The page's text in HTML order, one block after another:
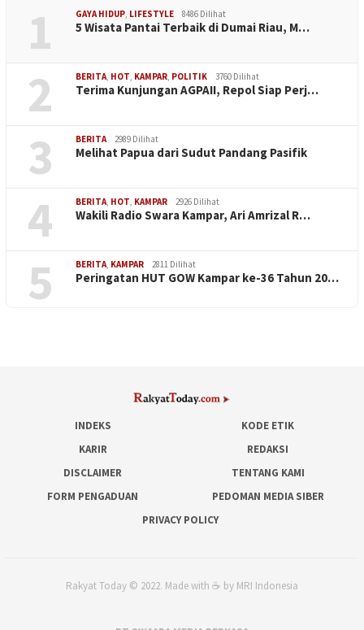
1 GAYA HIDUP, LIFESTYLE 8486 Dilihat
5 Wisata Pantai Terbaik di Dumai Riau, M…
2 BERITA, HOT, KAMPAR, POLITIK 3760 Dilihat
Terima Kunjungan AGPAII, Repol Siap Perj…
3 BERITA 2989 Dilihat
Melihat Papua dari Sudut Pandang Pasifik
4 BERITA, HOT, KAMPAR 2926 Dilihat
Wakili Radio Swara Kampar, Ari Amrizal R…
5 BERITA, KAMPAR 2811 Dilihat
Peringatan HUT GOW Kampar ke-36 Tahun 20…
INDEKS
KODE ETIK
KARIR
REDAKSI
DISCLAIMER
TENTANG KAMI
FORM PENGADUAN
PEDOMAN MEDIA SIBER
PRIVACY POLICY
Rakyat Today © 2022. Made with ☕ by MRI Indonesia